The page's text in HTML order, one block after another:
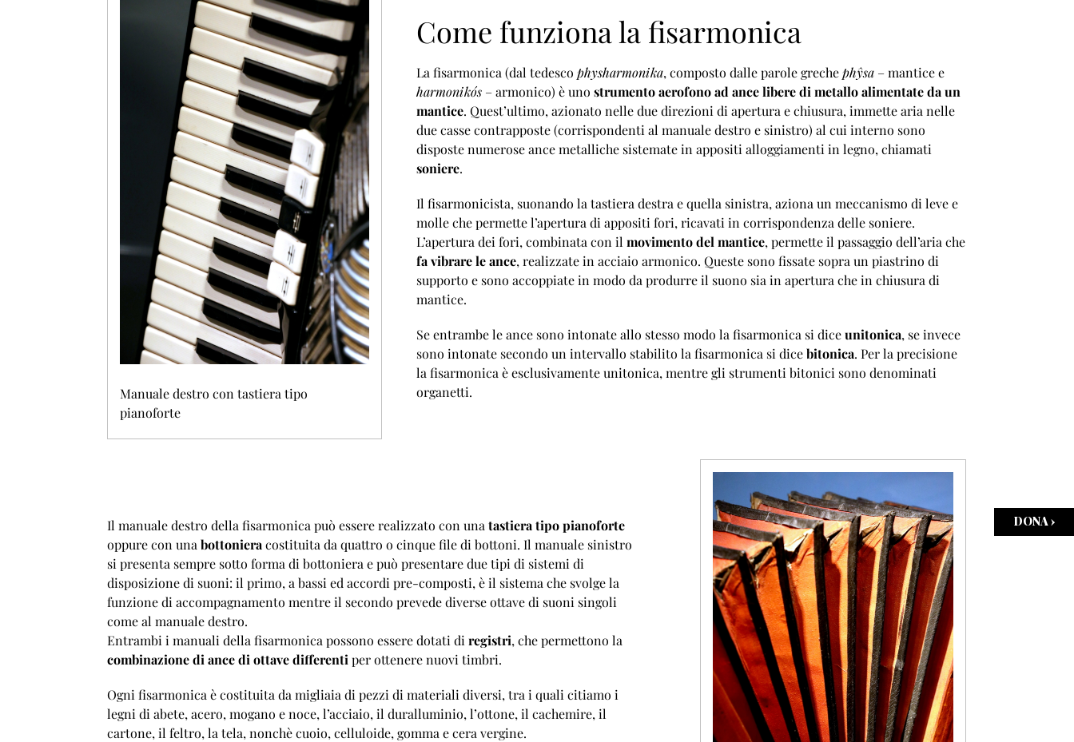
DONA ›
Manuale destro con tastiera tipo
pianoforte
Come funziona la fisarmonica
La fisarmonica (dal tedescophysharmonika, composto dalle parole grechephŷsa – mantice e
harmonikós – armonico) è unostrumento aerofono ad ance libere di metallo alimentate da un
mantice. Quest’ultimo, azionato nelle due direzioni di apertura e chiusura, immette aria nelle
due casse contrapposte (corrispondenti al manuale destro e sinistro) al cui interno sono
disposte numerose ance metalliche sistemate in appositi alloggiamenti in legno, chiamati
soniere.
Il fisarmonicista, suonando la tastiera destra e quella sinistra, aziona un meccanismo di leve e
molle che permette l’apertura di appositi fori, ricavati in corrispondenza delle soniere.
L’apertura dei fori, combinata con ilmovimento del mantice, permette il passaggio dell’aria che
fa vibrare le ance, realizzate in acciaio armonico. Queste sono fissate sopra un piastrino di
supporto e sono accoppiate in modo da produrre il suono sia in apertura che in chiusura di
mantice.
Se entrambe le ance sono intonate allo stesso modo la fisarmonica si diceunitonica, se invece
sono intonate secondo un intervallo stabilito la fisarmonica si dicebitonica. Per la precisione
la fisarmonica è esclusivamente unitonica, mentre gli strumenti bitonici sono denominati
organetti.
Il manuale destro della fisarmonica può essere realizzato con unatastiera tipo pianoforte
oppure con unabottonieracostituita da quattro o cinque file di bottoni. Il manuale sinistro
si presenta sempre sotto forma di bottoniera e può presentare due tipi di sistemi di
disposizione di suoni: il primo, a bassi ed accordi pre-composti, è il sistema che svolge la
funzione di accompagnamento mentre il secondo prevede diverse ottave di suoni singoli
come al manuale destro.
Entrambi i manuali della fisarmonica possono essere dotati diregistri, che permettono la
combinazione di ance di ottave differenti per ottenere nuovi timbri.
Ogni fisarmonica è costituita da migliaia di pezzi di materiali diversi, tra i quali citiamo i
legni di abete, acero, mogano e noce, l’acciaio, il duralluminio, l’ottone, il cachemire, il
cartone, il feltro, la tela, nonchè cuoio, celluloide, gomma e cera vergine.